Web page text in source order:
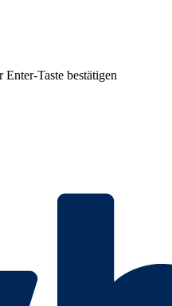
Taste bestätigen